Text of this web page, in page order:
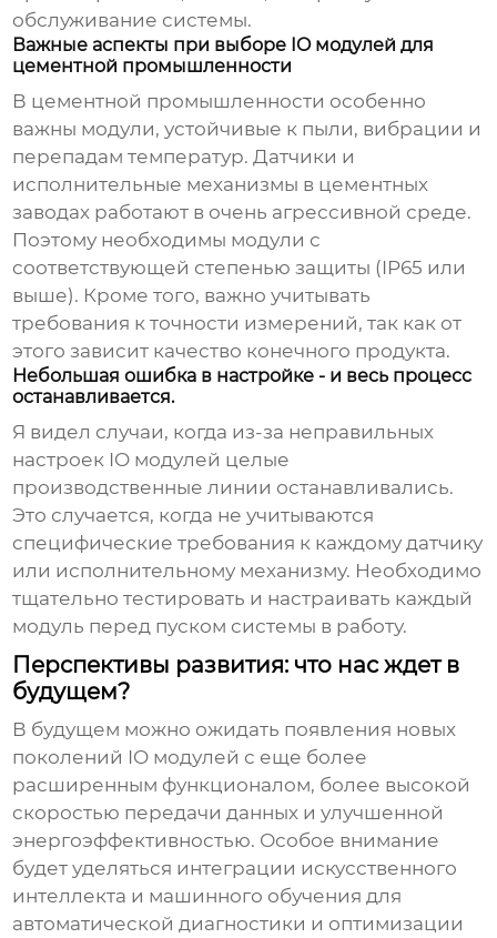
обслуживание системы.
Важные аспекты при выборе IO модулей для
цементной промышленности
В цементной промышленности особенно
важны модули, устойчивые к пыли, вибрации и
перепадам температур. Датчики и
исполнительные механизмы в цементных
заводах работают в очень агрессивной среде.
Поэтому необходимы модули с
соответствующей степенью защиты (IP65 или
выше). Кроме того, важно учитывать
требования к точности измерений, так как от
этого зависит качество конечного продукта.
Небольшая ошибка в настройке - и весь процесс
останавливается.
Я видел случаи, когда из-за неправильных
настроек IO модулей целые
производственные линии останавливались.
Это случается, когда не учитываются
специфические требования к каждому датчику
или исполнительному механизму. Необходимо
тщательно тестировать и настраивать каждый
модуль перед пуском системы в работу.
Перспективы развития: что нас ждет в
будущем?
В будущем можно ожидать появления новых
поколений IO модулей с еще более
расширенным функционалом, более высокой
скоростью передачи данных и улучшенной
энергоэффективностью. Особое внимание
будет уделяться интеграции искусственного
интеллекта и машинного обучения для
автоматической диагностики и оптимизации